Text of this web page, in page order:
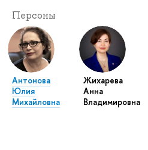
Персоны
Антонова
Юлия
Михайловна
Жихарева
Анна
Владимировна